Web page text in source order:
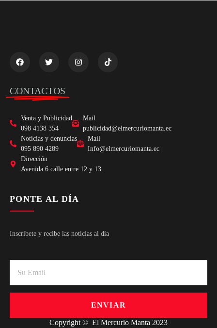
CONTACTOS
Venta y Publicidad
098 4138 354
Mail
publicidad@elmercuriomanta.ec
Noticias y denuncias
095 890 4289
Mail
Info@elmercuriomanta.ec
Dirección
Avenida 6 calle entre 12 y 13
PONTE AL DÍA
Inscríbete y recibe las noticias al día
ENVIAR
Copyright © El Mercurio Manta 2023